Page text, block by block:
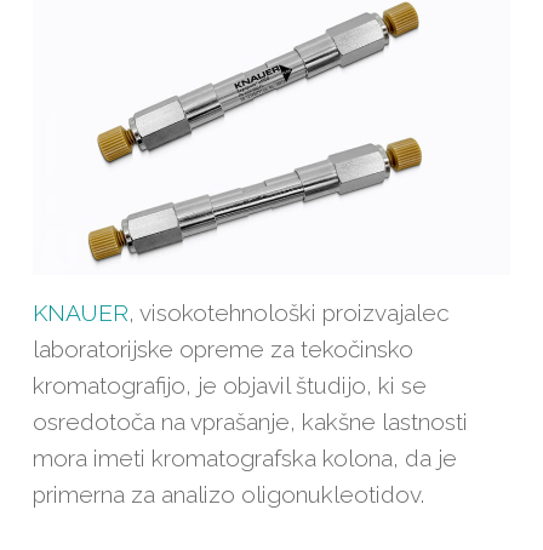
KNAUER, visokotehnološki proizvajalec
laboratorijske opreme za tekočinsko
kromatografijo, je objavil študijo, ki se
osredotoča na vprašanje, kakšne lastnosti
mora imeti kromatografska kolona, da je
primerna za analizo oligonukleotidov.